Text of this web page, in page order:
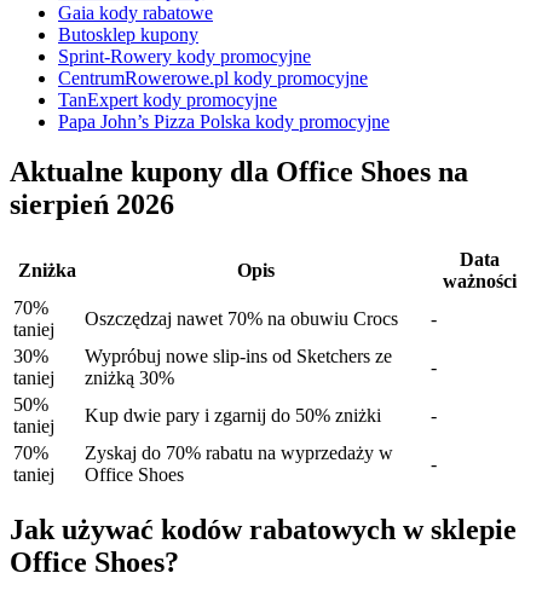
Gaia kody rabatowe
Butosklep kupony
Sprint-Rowery kody promocyjne
CentrumRowerowe.pl kody promocyjne
TanExpert kody promocyjne
Papa John’s Pizza Polska kody promocyjne
Aktualne kupony dla Office Shoes na
sierpień 2026
Zniżka Opis
Data
ważności
70%
taniej
Oszczędzaj nawet 70% na obuwiu Crocs
-
30%
taniej
Wypróbuj nowe slip-ins od Sketchers ze
zniżką 30%
-
50%
taniej
Kup dwie pary i zgarnij do 50% zniżki
-
70%
taniej
Zyskaj do 70% rabatu na wyprzedaży w
Office Shoes
-
Jak używać kodów rabatowych w sklepie
Office Shoes?